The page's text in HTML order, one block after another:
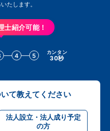
たします。
士紹介可能！
4 5 カンタン
30秒
て教えてください
法人設立・法人成り予定
の方